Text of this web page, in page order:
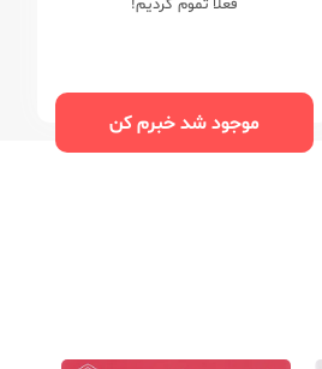
فعلا تموم کردیم!
موجود شد خبرم کن